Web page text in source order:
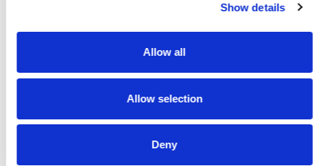
Show details
Allow all
Allow selection
Deny
Velkommen til din tømmerhandel
Materialer til nybygning, ombygning og tilbygning
Gejlhavegård 13 b - 6000 Kolding